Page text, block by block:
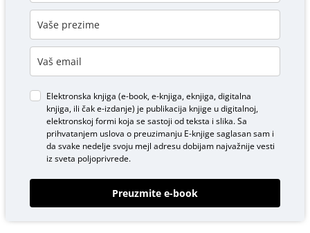
Elektronska knjiga (e-book, e-knjiga, eknjiga, digitalna
knjiga, ili čak e-izdanje) je publikacija knjige u digitalnoj,
elektronskoj formi koja se sastoji od teksta i slika. Sa
prihvatanjem uslova o preuzimanju E-knjigesaglasan sam i
da svake nedelje svoju mejl adresu dobijam najvažnije vesti
iz sveta poljoprivrede.
Preuzmite e-book